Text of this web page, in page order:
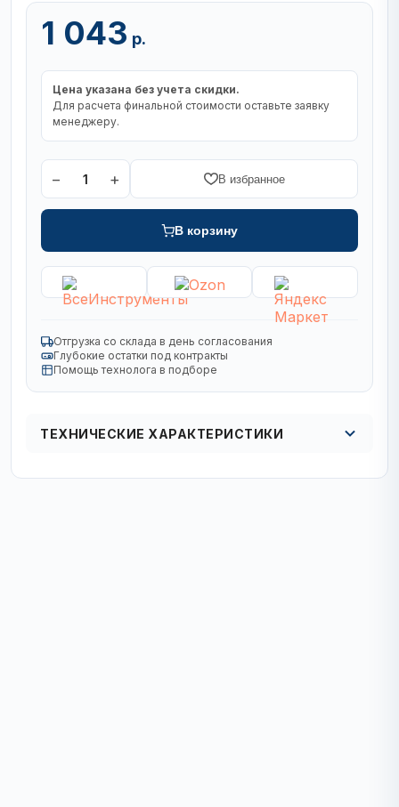
1 043 р.
Цена указана без учета скидки.
Для расчета финальной стоимости оставьте заявку
менеджеру.
− 1 + В избранное
В корзину
Отгрузка со склада в день согласования
Глубокие остатки под контракты
Помощь технолога в подборе
ТЕХНИЧЕСКИЕ ХАРАКТЕРИСТИКИ
Диаметр, мм